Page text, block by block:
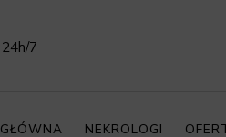
24h/7
GŁÓWNA NEKROLOGI